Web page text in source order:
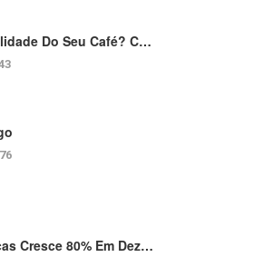
Do Seu Café? C…
Cresce 80% Em Dez…